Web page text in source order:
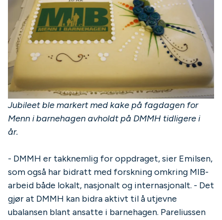
Jubileet ble markert med kake på fagdagen for
Menn i barnehagen avholdt på DMMH tidligere i
år.
- DMMH er takknemlig for oppdraget, sier Emilsen,
som også har bidratt med forskning omkring MIB-
arbeid både lokalt, nasjonalt og internasjonalt. - Det
gjør at DMMH kan bidra aktivt til å utjevne
ubalansen blant ansatte i barnehagen. Pareliussen